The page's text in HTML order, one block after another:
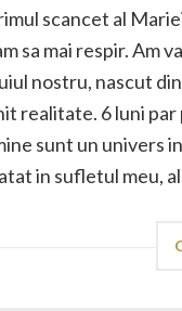
scancet al
sa mai respir. Am
nostru, nascut
realitate. 6 luni
sunt un univers
in sufletul meu,